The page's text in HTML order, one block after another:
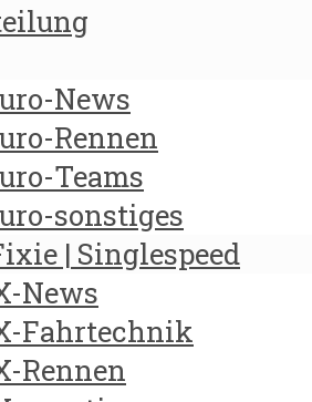
News
Rennen
Teams
sonstiges
| Singlespeed
News
Fahrtechnik
Rennen